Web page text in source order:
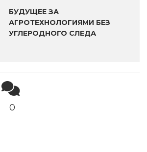
БУДУЩЕЕ ЗА
АГРОТЕХНОЛОГИЯМИ БЕЗ
УГЛЕРОДНОГО СЛЕДА
0